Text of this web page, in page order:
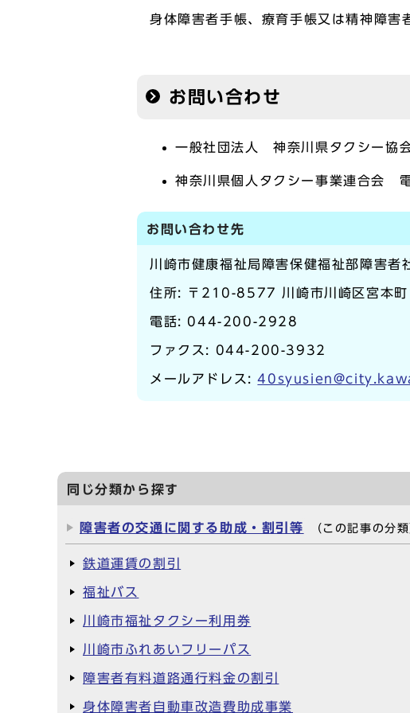
身体障害者手帳、療育手帳又は精神障害
お問い合わせ
一般社団法人 神奈川県タクシ
神奈川県個人タクシー事業連合
お問い合わせ先
川崎市健康福祉局障害保健福祉部障害者
住所: 〒210-8577 川崎市川崎区宮本町
電話: 044-200-2928
ファクス: 044-200-3932
メールアドレス:
同じ分類から探す
障害者の交通に関する助成・割引等 （この記事の分類
鉄道運賃の割引
福祉バス
川崎市福祉タクシー利用券
川崎市ふれあいフリーパス
障害者有料道路通行料金の割引
身体障害者自動車改造費助成事業